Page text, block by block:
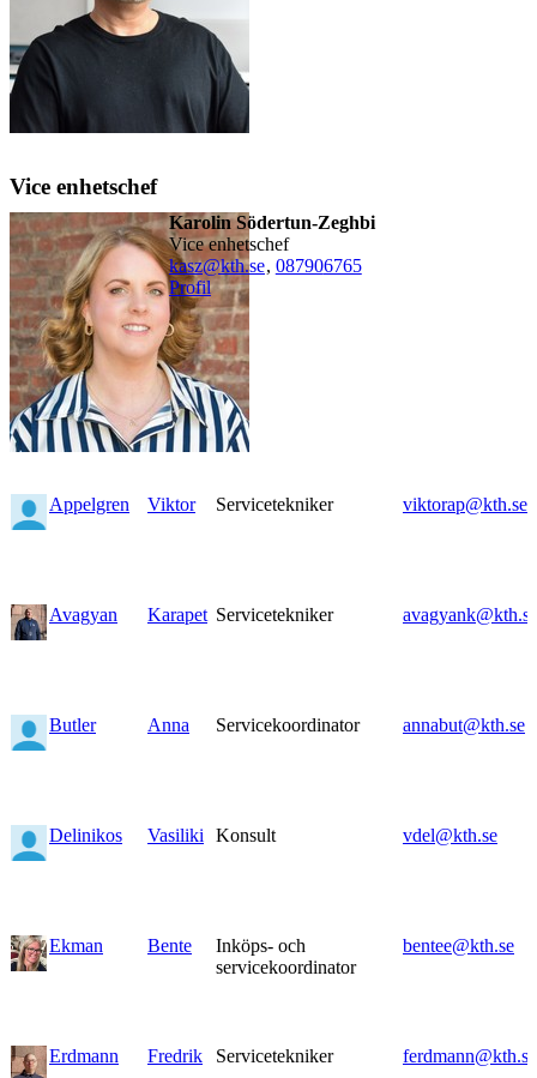
Vice enhetschef
Karolin Södertun-Zeghbi
vice enhetschef
kasz@kth.se, 087906765
Profil
Appelgren Viktor Servicetekniker viktorap@kth.se
Avagyan Karapet Servicetekniker avagyank@kth.se
Butler Anna Servicekoordinator annabut@kth.se
Delinikos Vasiliki Konsult vdel@kth.se
Ekman Bente
Inköps- och
servicekoordinator
bentee@kth.se
Erdmann Fredrik Servicetekniker ferdmann@kth.se